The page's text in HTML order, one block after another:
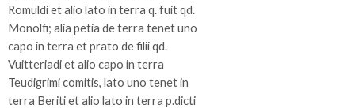
Romuldi et alio lato in terra q. fuit qd.
Monolfi; alia petia de terra tenet uno
capo in terra et prato de filii qd.
Vuitteriadi et alio capo in terra
Teudigrimi comitis, lato uno tenet in
terra Beriti et alio lato in terra p.dicti